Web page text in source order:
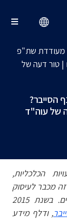
מעודדת שת"פ
| טור דעה של
הסייבר?
של עוה"ד
הכלכליות,
מכבר לעיסוק
מרכזי בקרב חברות עסקיות מכל המגזרים. בשנת 2015
, ודלף מידע